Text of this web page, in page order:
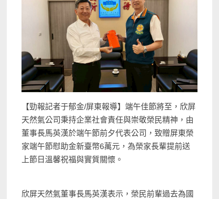
【勁報記者于郁金/屏東報導】端午佳節將至，欣屏
天然氣公司秉持企業社會責任與崇敬榮民精神，由
董事長馬英漢於端午節前夕代表公司，致贈屏東榮
家端午節慰助金新臺幣6萬元，為榮家長輩提前送
上節日溫馨祝福與實質關懷。
欣屏天然氣董事長馬英漢表示，榮民前輩過去為國